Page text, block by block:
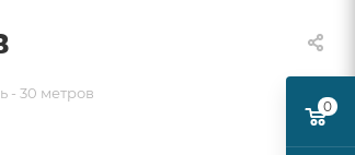
- 30 метров
0